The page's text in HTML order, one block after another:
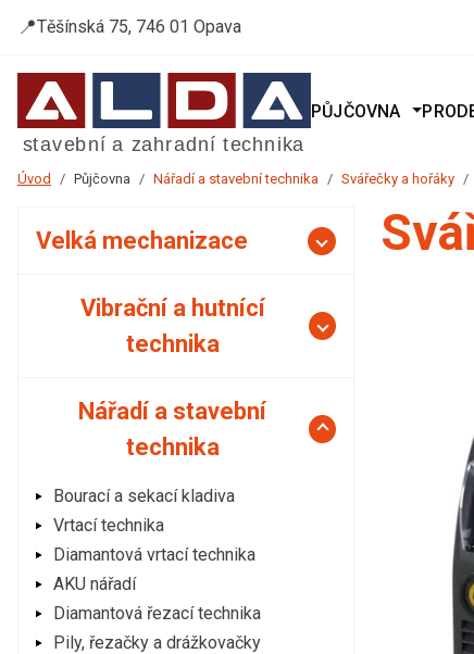
📍Těšínská 75, 746 01 Opava
PŮJČOVNA
Úvod Půjčovna Nářadí a stavební technika Svářečky a hořáky
Velká mechanizace
Vibrační a hutnící
technika
Nářadí a stavební
technika
Bourací a sekací kladiva
Vrtací technika
Diamantová vrtací technika
AKU nářadí
Diamantová řezací technika
Pily, řezačky a drážkovačky